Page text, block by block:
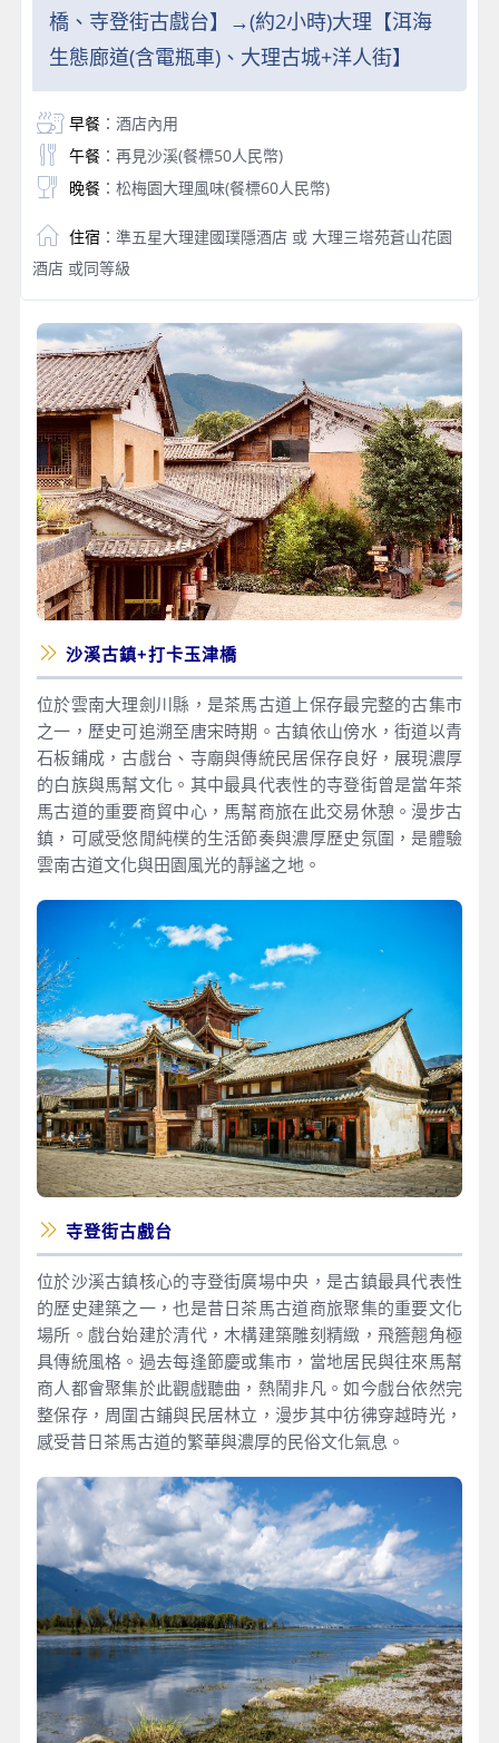
橋、寺登街古戲台】→(約2小時)大理【洱海
生態廊道(含電瓶車)、大理古城+洋人街】
早餐：酒店內用
午餐：再見沙溪(餐標50人民幣)
晚餐：松梅園大理風味(餐標60人民幣)
住宿 ：準五星大理建國璞隱酒店 或 大理三塔苑蒼山花園
酒店 或同等級
沙溪古鎮+打卡玉津橋
位於雲南大理劍川縣，是茶馬古道上保存最完整的古集市
之一，歷史可追溯至唐宋時期。古鎮依山傍水，街道以青
石板鋪成，古戲台、寺廟與傳統民居保存良好，展現濃厚
的白族與馬幫文化。其中最具代表性的寺登街曾是當年茶
馬古道的重要商貿中心，馬幫商旅在此交易休憩。漫步古
鎮，可感受悠閒純樸的生活節奏與濃厚歷史氛圍，是體驗
雲南古道文化與田園風光的靜謐之地。
寺登街古戲台
位於沙溪古鎮核心的寺登街廣場中央，是古鎮最具代表性
的歷史建築之一，也是昔日茶馬古道商旅聚集的重要文化
場所。戲台始建於清代，木構建築雕刻精緻，飛簷翹角極
具傳統風格。過去每逢節慶或集市，當地居民與往來馬幫
商人都會聚集於此觀戲聽曲，熱鬧非凡。如今戲台依然完
整保存，周圍古鋪與民居林立，漫步其中彷彿穿越時光，
感受昔日茶馬古道的繁華與濃厚的民俗文化氣息。